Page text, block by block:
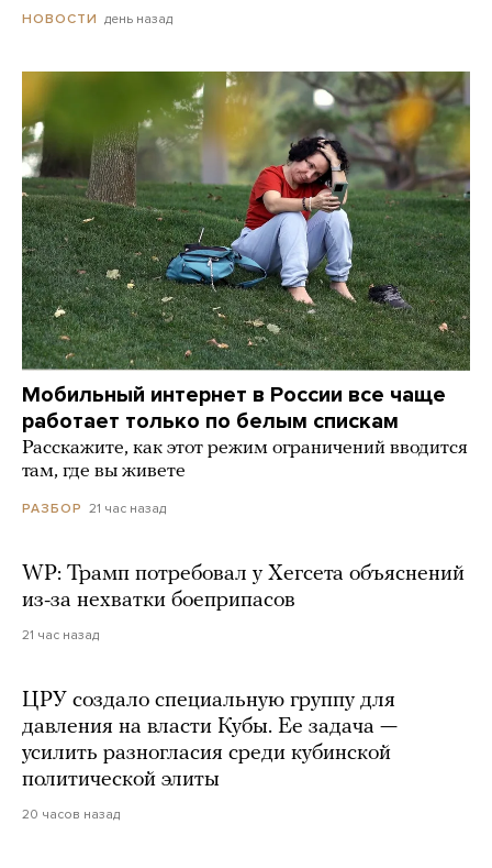
НОВОСТИ день назад
Мобильный интернет в России все чаще
работает только по белым спискам
Расскажите, как этот режим ограничений вводится
там, где вы живете
РАЗБОР 21 час назад
WP: Трамп потребовал у Хегсета объяснений
из-за нехватки боеприпасов
21 час назад
ЦРУ создало специальную группу для
давления на власти Кубы. Ее задача —
усилить разногласия среди кубинской
политической элиты
20 часов назад